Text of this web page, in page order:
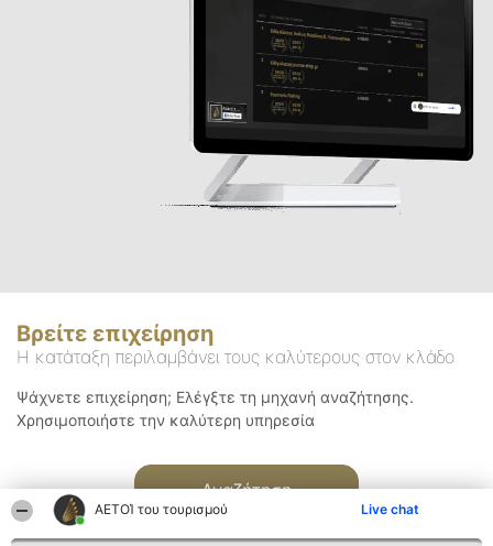
ΑΕΤΟΊ του τουρισμού Live chat
Βρείτε επιχείρηση
Η κατάταξη περιλαμβάνει τους καλύτερους στον κλάδο
Ψάχνετε επιχείρηση; Ελέγξτε τη μηχανή αναζήτησης.
Χρησιμοποιήστε την καλύτερη υπηρεσία
Αναζήτηση